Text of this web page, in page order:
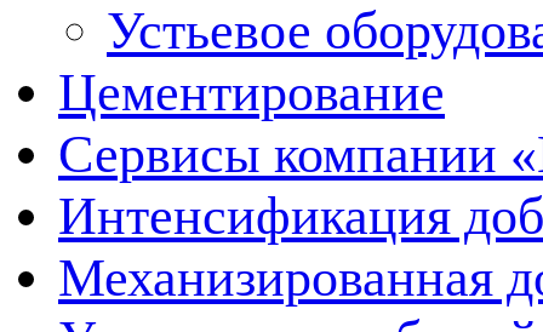
Устьевое
Цементирование
Сервисы компании
Интенсификация
Механизированная